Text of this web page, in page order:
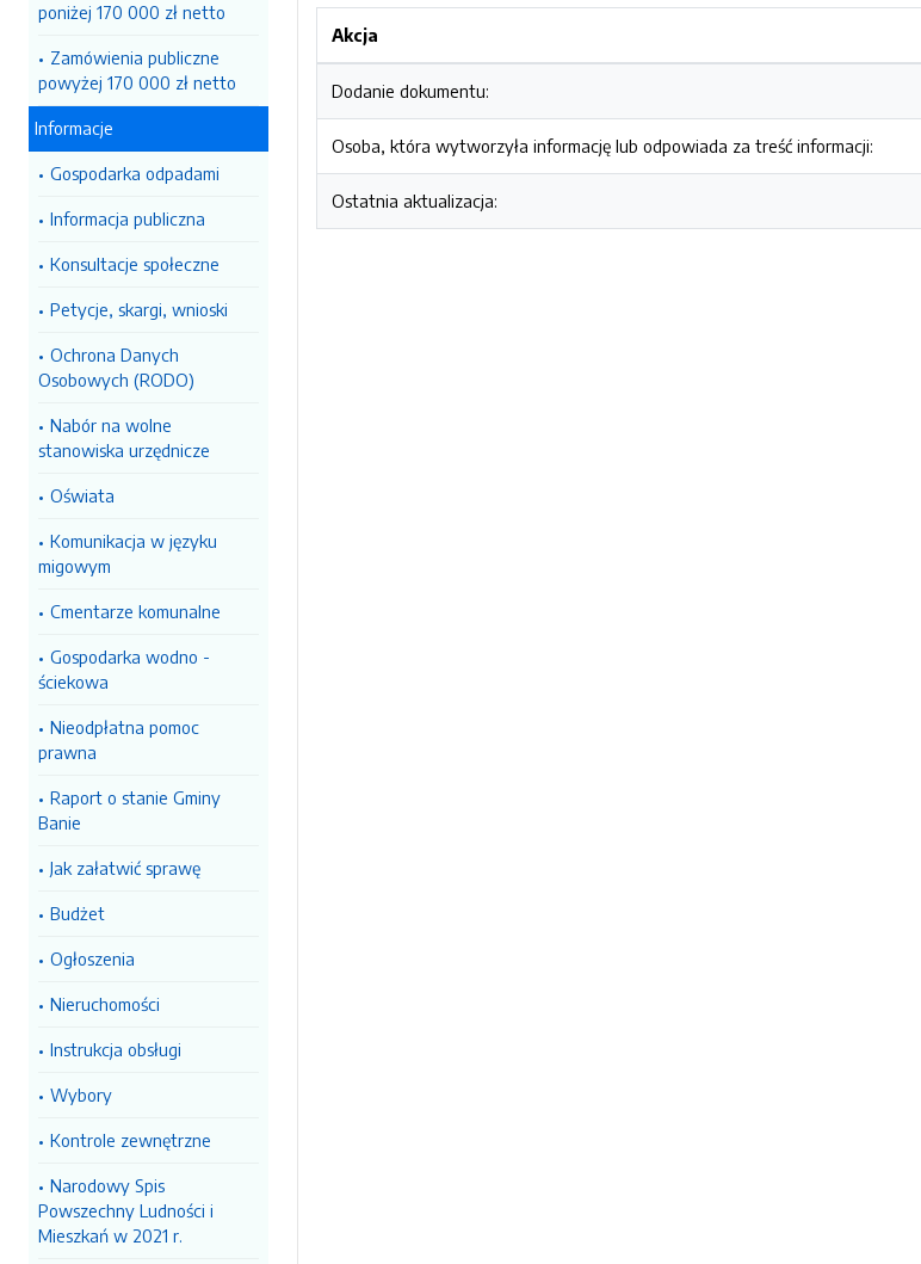
poniżej 170 000 zł netto
Zamówienia publiczne
powyżej 170 000 zł netto
Informacje
Gospodarka odpadami
Informacja publiczna
Konsultacje społeczne
Petycje, skargi, wnioski
Ochrona Danych
Osobowych (RODO)
Nabór na wolne
stanowiska urzędnicze
Oświata
Komunikacja w języku
migowym
Cmentarze komunalne
Gospodarka wodno -
ściekowa
Nieodpłatna pomoc
prawna
Raport o stanie Gminy
Banie
Jak załatwić sprawę
Budżet
Ogłoszenia
Nieruchomości
Instrukcja obsługi
Wybory
Kontrole zewnętrzne
Narodowy Spis
Powszechny Ludności i
Mieszkań w 2021 r.
Akcja
Dodanie dokumentu:
Osoba, która wytworzyła informację lub odpowiada za treść informacji:
Ostatnia aktualizacja: